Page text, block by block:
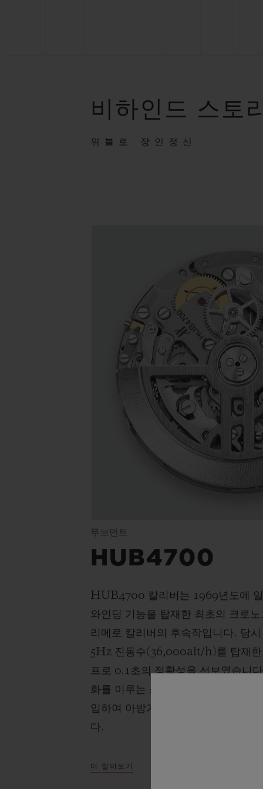
비하인드 스토
위블로 장인정신
무브먼트
HUB4700
HUB4700 칼리버는 1969년도에
와인딩 기능을 탑재한 최초의 크로
리메로 칼리버의 후속작입니다. 당
5Hz 진동수(36,000alt/h)를 탑재한
프로 0.1초의 정확성을 선보였습니
화를 이루는 스켈레톤 무브먼트에
입하여 아방가르드한 성능과 정확
다.
더 알아보기